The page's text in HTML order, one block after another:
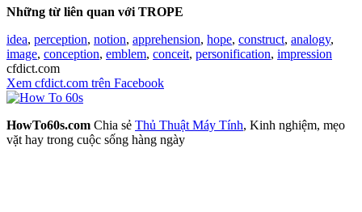
Những từ liên quan với TROPE
idea, perception, notion, apprehension, hope, construct, analogy,
image, conception, emblem, conceit, personification, impression
cfdict.com
Xem cfdict.com trên Facebook
HowTo60s.com Chia sẻ Thủ Thuật Máy Tính, Kinh nghiệm, mẹo
vặt hay trong cuộc sống hàng ngày